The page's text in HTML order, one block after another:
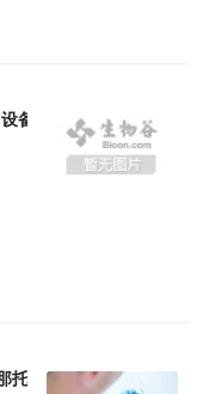
备、专家团队与服务
托集团助力ADC药物高